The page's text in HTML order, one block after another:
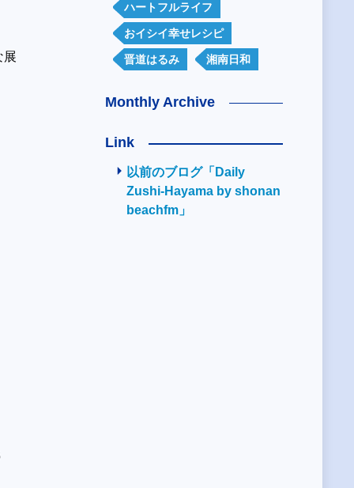
展
ハートフルライフ
おイシイ幸せレシピ
晋道はるみ 湘南日和
Monthly Archive
Link
以前のブログ「Daily
Zushi-Hayama by shonan
beachfm」